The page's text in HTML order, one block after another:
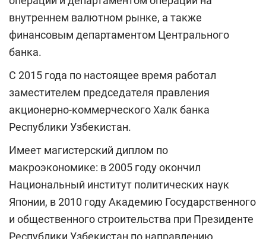
внутреннем валютном рынке, а также
финансовым департаментом Центрального
банка.
С 2015 года по настоящее время работал
заместителем председателя правления
акционерно-коммерческого Халк банка
Республики Узбекистан.
Имеет магистерский диплом по
макроэкономике: в 2005 году окончил
Национальный институт политических наук
Японии, в 2010 году Академию Государственного
и общественного строительства при Президенте